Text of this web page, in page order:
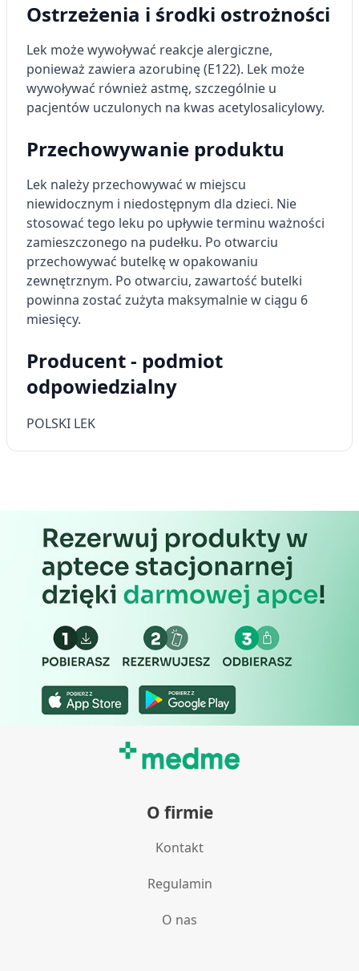
Ostrzeżenia i środki ostrożności
Lek może wywoływać reakcje alergiczne,
ponieważ zawiera azorubinę (E122). Lek może
wywoływać również astmę, szczególnie u
pacjentów uczulonych na kwas acetylosalicylowy.
Przechowywanie produktu
Lek należy przechowywać w miejscu
niewidocznym i niedostępnym dla dzieci. Nie
stosować tego leku po upływie terminu ważności
zamieszczonego na pudełku. Po otwarciu
przechowywać butelkę w opakowaniu
zewnętrznym. Po otwarciu, zawartość butelki
powinna zostać zużyta maksymalnie w ciągu 6
miesięcy.
Producent - podmiot
odpowiedzialny
POLSKI LEK
O firmie
Kontakt
Regulamin
O nas